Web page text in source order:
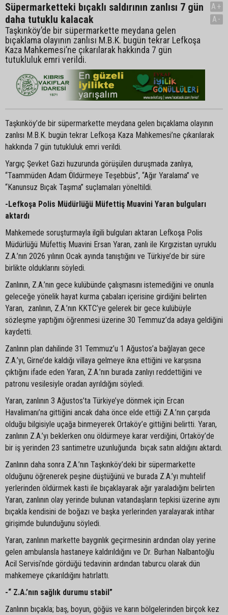
Süpermarketteki bıçaklı saldırının zanlısı 7 gün
daha tutuklu kalacak
Taşkınköy’de bir süpermarkette meydana gelen
bıçaklama olayının zanlısı M.B.K. bugün tekrar Lefkoşa
Kaza Mahkemesi’ne çıkarılarak hakkında 7 gün
tutukluluk emri verildi.
A+
A-
Taşkınköy’de bir süpermarkette meydana gelen bıçaklama olayının
zanlısı M.B.K. bugün tekrar Lefkoşa Kaza Mahkemesi’ne çıkarılarak
hakkında 7 gün tutukluluk emri verildi.
Yargıç Şevket Gazi huzurunda görüşülen duruşmada zanlıya,
“Taammüden Adam Öldürmeye Teşebbüs”, “Ağır Yaralama” ve
“Kanunsuz Bıçak Taşıma” suçlamaları yöneltildi.
-Lefkoşa Polis Müdürlüğü Müfettiş Muavini Yaran bulguları
aktardı
Mahkemede soruşturmayla ilgili bulguları aktaran Lefkoşa Polis
Müdürlüğü Müfettiş Muavini Ersan Yaran, zanlı ile Kırgızistan uyruklu
Z.A.’nın 2026 yılının Ocak ayında tanıştığını ve Türkiye’de bir süre
birlikte olduklarını söyledi.
Zanlının, Z.A.’nın gece kulübünde çalışmasını istemediğini ve onunla
geleceğe yönelik hayat kurma çabaları içerisine girdiğini belirten
Yaran, zanlının, Z.A.’nın KKTC’ye gelerek bir gece kulübüyle
sözleşme yaptığını öğrenmesi üzerine 30 Temmuz’da adaya geldiğini
kaydetti.
Zanlının plan dahilinde 31 Temmuz’u 1 Ağustos’a bağlayan gece
Z.A.’yı, Girne’de kaldığı villaya gelmeye ikna ettiğini ve karşısına
çıktığını ifade eden Yaran, Z.A.’nın burada zanlıyı reddettiğini ve
patronu vesilesiyle oradan ayrıldığını söyledi.
Yaran, zanlının 3 Ağustos’ta Türkiye’ye dönmek için Ercan
Havalimanı’na gittiğini ancak daha önce elde ettiği Z.A.’nın çarşıda
olduğu bilgisiyle uçağa binmeyerek Ortaköy’e gittiğini belirtti. Yaran,
zanlının Z.A.’yı beklerken onu öldürmeye karar verdiğini, Ortaköy’de
bir iş yerinden 23 santimetre uzunluğunda bıçak satın aldığını aktardı.
Zanlının daha sonra Z.A.’nın Taşkınköy’deki bir süpermarkette
olduğunu öğrenerek peşine düştüğünü ve burada Z.A.’yı muhtelif
yerlerinden öldürmek kasti ile bıçaklayarak ağır yaraladığını belirten
Yaran, zanlının olay yerinde bulunan vatandaşların tepkisi üzerine aynı
bıçakla kendisini de boğazı ve başka yerlerinden yaralayarak intihar
girişimde bulunduğunu söyledi.
Yaran, zanlının markette baygınlık geçirmesinin ardından olay yerine
gelen ambulansla hastaneye kaldırıldığını ve Dr. Burhan Nalbantoğlu
Acil Servisi’nde gördüğü tedavinin ardından taburcu olarak dün
mahkemeye çıkarıldığını hatırlattı.
-“ Z.A.’nın sağlık durumu stabil”
Zanlının bıçakla; baş, boyun, göğüs ve karın bölgelerinden birçok kez